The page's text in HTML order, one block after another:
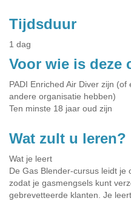
Tijdsduur
1 dag
Voor wie is deze
PADI Enriched Air Diver zijn
andere organisatie hebben)
Ten minste 18 jaar oud zijn
Wat zult u leren?
Wat je leert
De Gas Blender-cursus leidt je
zodat je gasmengsels kunt
gebrevetteerde klanten. Je